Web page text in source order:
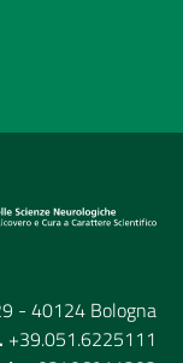
- 40124 Bologna
+39.051.6225111